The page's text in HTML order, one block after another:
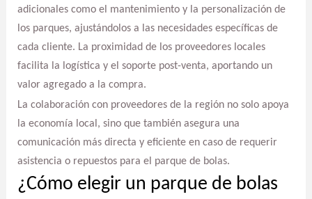
adicionales como el mantenimiento y la personalización de
los parques, ajustándolos a las necesidades específicas de
cada cliente. La proximidad de los proveedores locales
facilita la logística y el soporte post-venta, aportando un
valor agregado a la compra.
La colaboración con proveedores de la región no solo apoya
la economía local, sino que también asegura una
comunicación más directa y eficiente en caso de requerir
asistencia o repuestos para el parque de bolas.
¿Cómo elegir un parque de bolas